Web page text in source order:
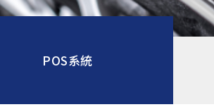
POS系統